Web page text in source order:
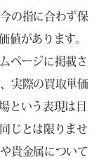
の指に合わず保
値があります。
ページに掲載さ
実際の買取単価
という表現は目
じとは限りませ
貴金属について